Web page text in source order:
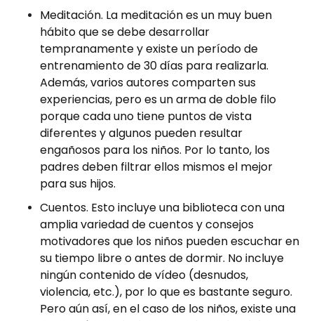
Meditación. La meditación es un muy buen
hábito que se debe desarrollar
tempranamente y existe un período de
entrenamiento de 30 días para realizarla.
Además, varios autores comparten sus
experiencias, pero es un arma de doble filo
porque cada uno tiene puntos de vista
diferentes y algunos pueden resultar
engañosos para los niños. Por lo tanto, los
padres deben filtrar ellos mismos el mejor
para sus hijos.
Cuentos. Esto incluye una biblioteca con una
amplia variedad de cuentos y consejos
motivadores que los niños pueden escuchar en
su tiempo libre o antes de dormir. No incluye
ningún contenido de vídeo (desnudos,
violencia, etc.), por lo que es bastante seguro.
Pero aún así, en el caso de los niños, existe una